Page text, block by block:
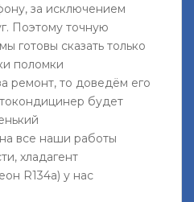
за исключением
Поэтому точную
готовы сказать только
поломки
ремонт, то доведём его
будет
все наши работы
хладагент
R134a) у нас